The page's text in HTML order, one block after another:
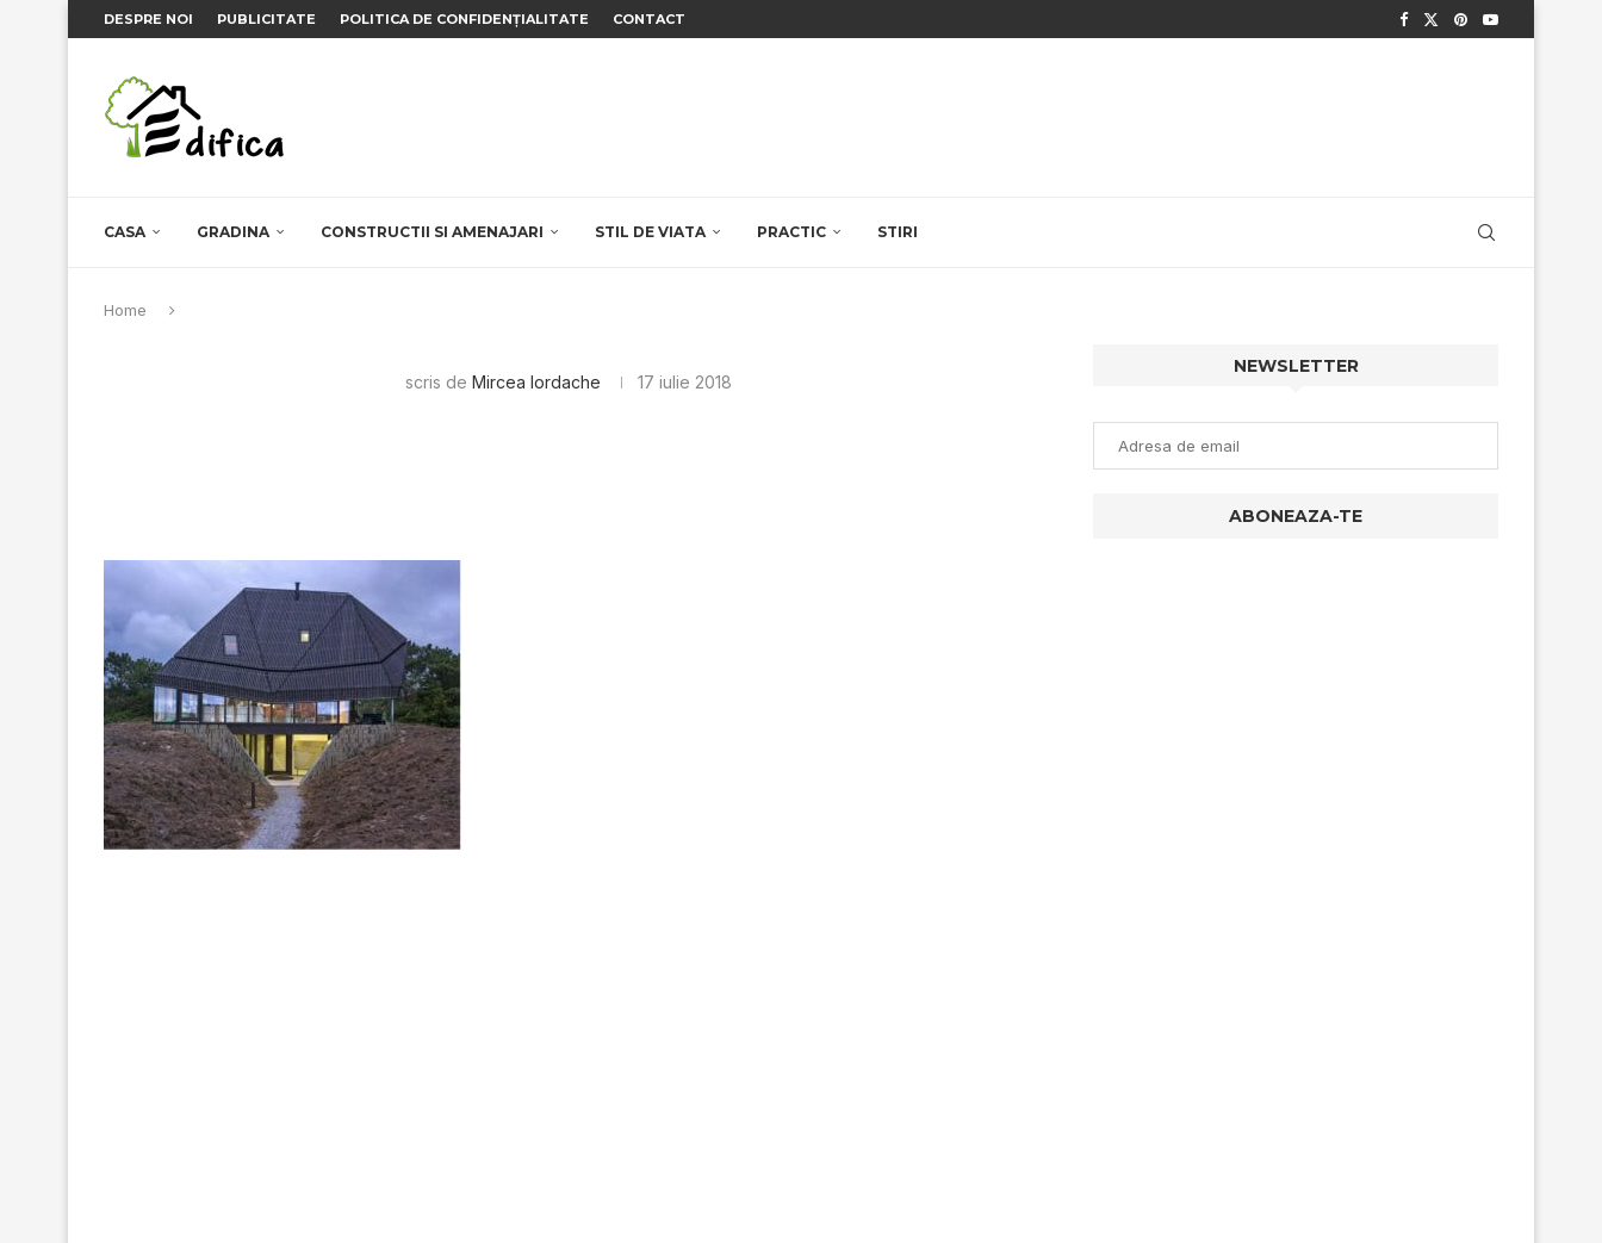
DESPRE NOI PUBLICITATE POLITICA DE CONFIDENȚIALITATE CONTACT
CASA GRADINA CONSTRUCTII SI AMENAJARI STIL DE VIATA PRACTIC STIRI
Home
scris de Mircea Iordache 17 iulie 2018
NEWSLETTER